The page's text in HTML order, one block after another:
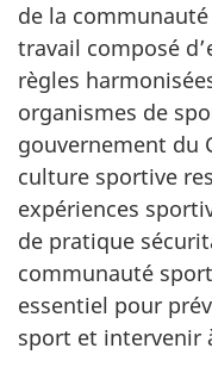
de la
travail composé
règles
organismes de
gouvernement du
culture sportive
expériences
de pratique
communauté
essentiel pour
sport et intervenir